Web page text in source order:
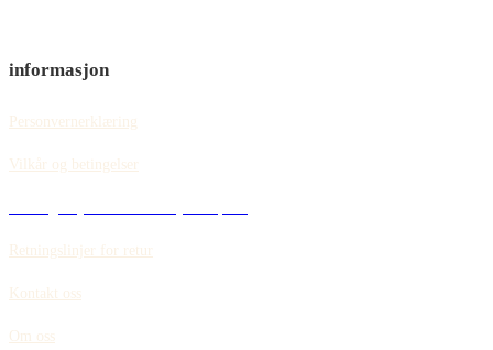
informasjon
Personvernerklæring
Vilkår og betingelser
Retningslinjer for retur
Kontakt oss
Om oss